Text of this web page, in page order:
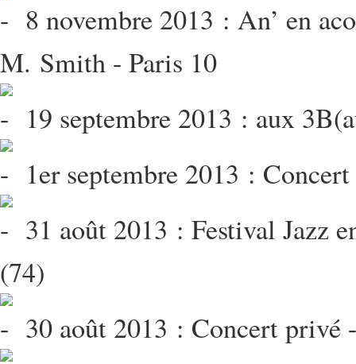
8 novembre 2013 : An’ en
M. Smith - Paris 10
19 septembre 2013 : aux
1er septembre 2013 :
31 août 2013 : Festival Jazz
(74)
30 août 2013 : Concert privé